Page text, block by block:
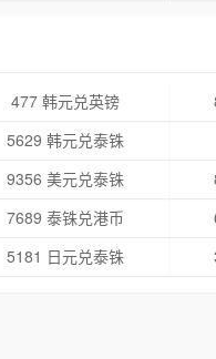
477 韩元兑英镑
5629 韩元兑泰铢
9356 美元兑泰铢
7689 泰铢兑港币
5181 日元兑泰铢